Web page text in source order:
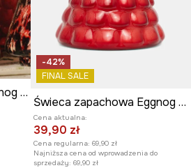
Świeca zapachowa Eggnog Snickerdoodles
-42%
FINAL SALE
Świeca zapachowa Eggnog Snickerdoodles
Cena aktualna:
39,90 zł
Cena regularna: 69,90 zł
Najniższa cena od wprowadzenia do
sprzedaży: 69,90 zł